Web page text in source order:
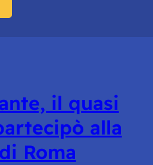
il quasi
alla
Roma